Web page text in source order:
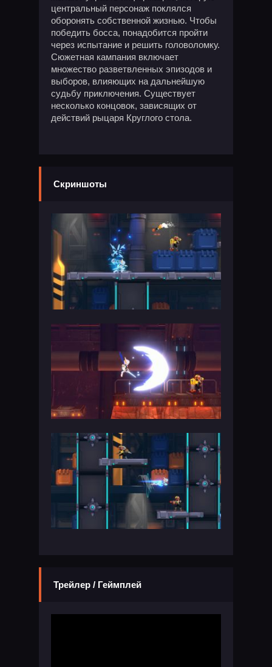
центральный персонаж поклялся
оборонять собственной жизнью. Чтобы
победить босса, понадобится пройти
через испытание и решить головоломку.
Сюжетная кампания включает
множество разветвленных эпизодов и
выборов, влияющих на дальнейшую
судьбу приключения. Существует
несколько концовок, зависящих от
действий рыцаря Круглого стола.
Скриншоты
Трейлер / Геймплей